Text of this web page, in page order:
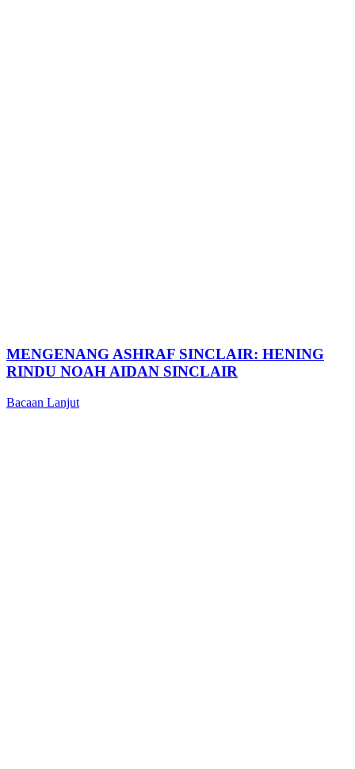
MENGENANG ASHRAF SINCLAIR: HENING
RINDU NOAH AIDAN SINCLAIR
Bacaan Lanjut